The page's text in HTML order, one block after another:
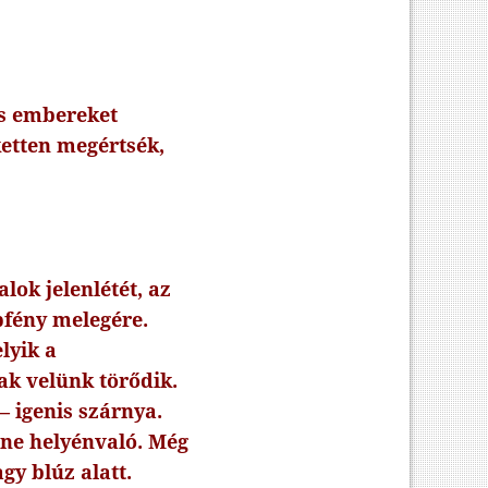
embereket
megértsék,
jelenlétét, az
melegére.
a
velünk törődik.
igenis szárnya.
helyénvaló. Még
blúz alatt.